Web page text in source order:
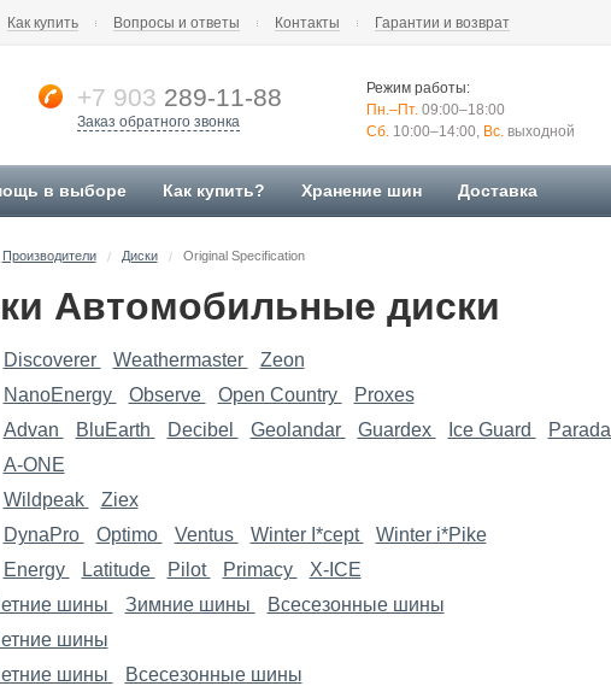
Как купить Вопросы и ответы Контакты Гарантии и возврат
+7 903 289-11-88
Заказ обратного звонка
Режим работы:
Пн.–Пт. 09:00–18:00
Сб. 10:00–14:00, Вс. выходной
в выборе Как купить? Хранение шин Доставка
Производители / Диски / Original Specification
Автомобильные диски
Discoverer Weathermaster
Zeon
NanoEnergy Observe Open Country
Proxes
Advan BluEarth Decibel Geolandar Guardex Ice Guard Parada
A-ONE
Wildpeak
Ziex
DynaPro Optimo Ventus Winter I*cept
Winter i*Pike
Energy Latitude Pilot Primacy
X-ICE
шины Зимние шины
Всесезонные шины
шины
шины
Всесезонные шины